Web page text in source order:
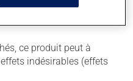
ce produit peut à
indésirables (effets